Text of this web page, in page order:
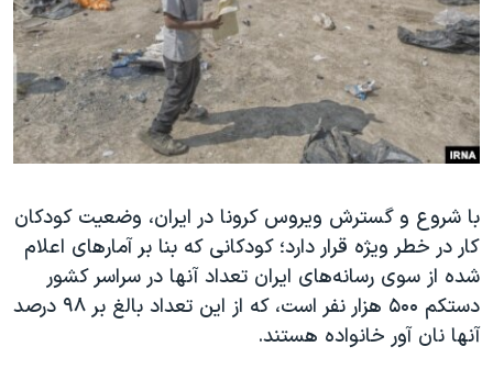
فرهنگ و زندگی
حقوق شهروندی
اقتصادی
علم و فناوری
گالری عکس
آرشیو پخش زنده
مستندها
انتخابات ریاست جمهوری آمریکا ۲۰۲۴
حمله جمهوری اسلامی به اسرائیل
رمز مهسا
اعتراضات زن، زندگی، آزادی
مجموعه مستندهای دادخواهی
تریبونال مردمی آبان ۹۸
دادگاه حمید نوری
دنبال کنید
زبانهای مختلف
با شروع و گسترش ویروس کرونا در ایران، وضعیت کودکان
کار در خطر ویژه قرار دارد؛ کودکانی که بنا بر آمارهای اعلام
شده از سوی رسانه‌های ایران تعداد آنها در سراسر کشور
دستکم ۵۰۰ هزار نفر است، که از این تعداد بالغ بر ۹۸ درصد
آنها نان آور خانواده هستند.